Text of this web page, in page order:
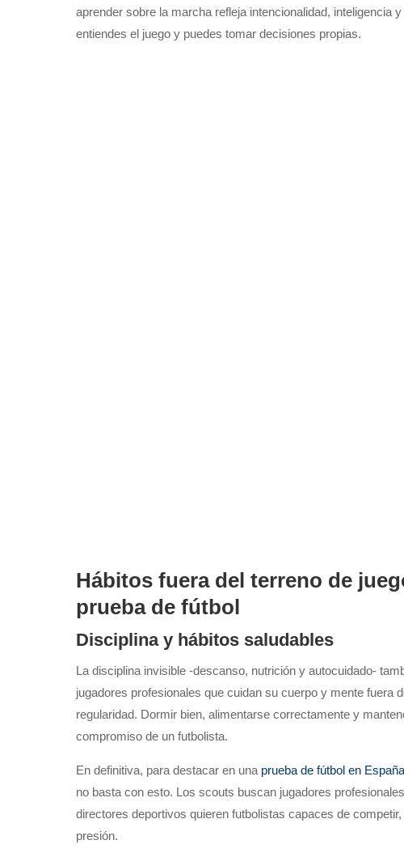
aprender sobre la marcha refleja intencionalidad, inteligencia
entiendes el juego y puedes tomar decisiones propias.
Hábitos fuera del terreno de
prueba de fútbol
Disciplina y hábitos saludables
La disciplina invisible -descanso, nutrición y autocuidado-
jugadores profesionales que cuidan su cuerpo y mente fuera
regularidad. Dormir bien, alimentarse correctamente y
compromiso de un futbolista.
En definitiva, para destacar en una prueba de fútbol en España
no basta con esto. Los scouts buscan jugadores
directores deportivos quieren futbolistas capaces de
presión.